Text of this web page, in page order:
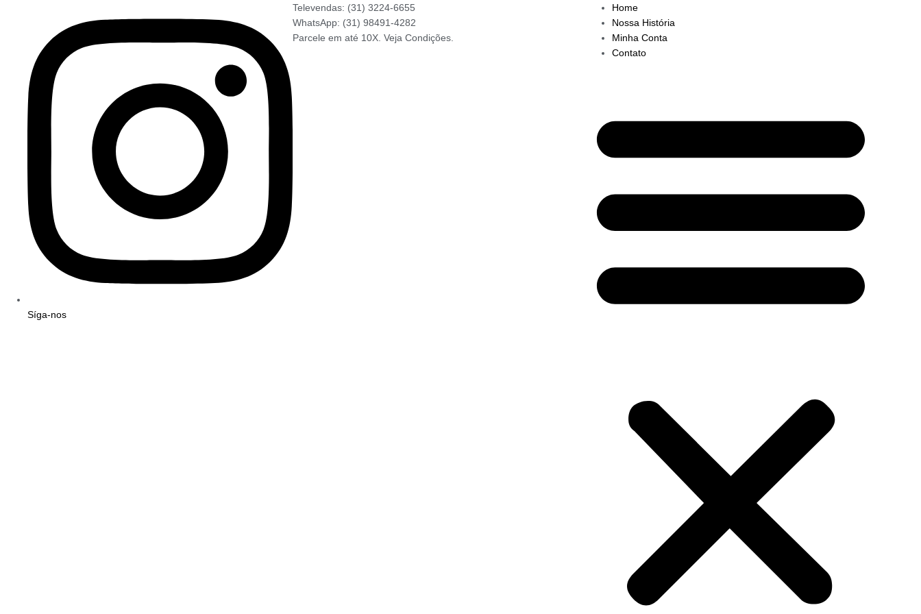
Síga-nos
Televendas: (31) 3224-6655
WhatsApp: (31) 98491-4282
Parcele em até 10X. Veja Condições.
Home
Nossa História
Minha Conta
Contato